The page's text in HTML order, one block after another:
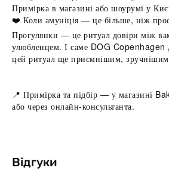
Примірка в магазині або шоурумі у
❤️ Коли амуніція — це більше, ніж
Прогулянки — це ритуал довіри між
улюбленцем. І саме DOG Copenhagen
цей ритуал ще приємнішим,
📍 Примірка та підбір — у магазині
або через онлайн-консультанта.
Відгуки